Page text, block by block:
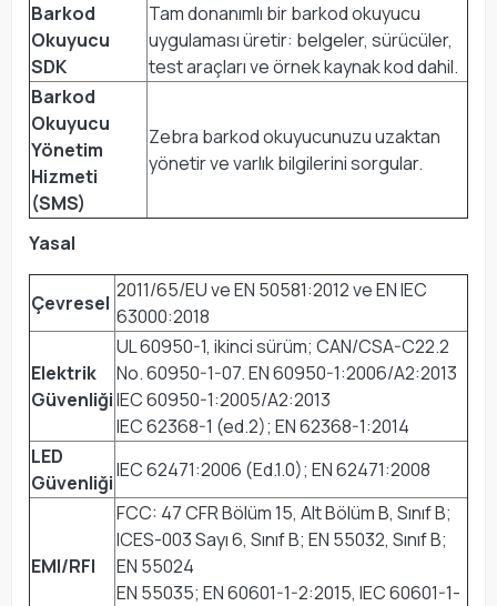
Barkod
Okuyucu
SDK
Tam donanımlı bir barkod okuyucu
uygulaması üretir: belgeler, sürücüler,
test araçları ve örnek kaynak kod dahil.
Barkod
Okuyucu
Yönetim
Hizmeti
(SMS)
Zebra barkod okuyucunuzu uzaktan
yönetir ve varlık bilgilerini sorgular.
Yasal
Çevresel
2011/65/EU ve EN 50581:2012 ve EN IEC
63000:2018
Elektrik
Güvenliği
UL 60950-1, ikinci sürüm; CAN/CSA-C22.2
No. 60950-1-07. EN 60950-1:2006/A2:2013
IEC 60950-1:2005/A2:2013
IEC 62368-1 (ed.2); EN 62368-1:2014
LED
Güvenliği
IEC 62471:2006 (Ed.1.0); EN 62471:2008
EMI/RFI
FCC: 47 CFR Bölüm 15, Alt Bölüm B, Sınıf B;
ICES-003 Sayı 6, Sınıf B; EN 55032, Sınıf B;
EN 55024
EN 55035; EN 60601-1-2:2015, IEC 60601-1-